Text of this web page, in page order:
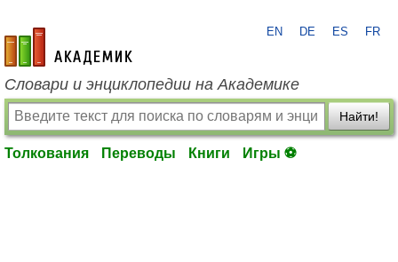
academic.ru
EN DE ES FR
Словари и энциклопедии на Академике
Найти!
Толкования Переводы Книги Игры ⚽